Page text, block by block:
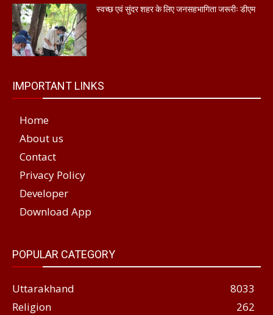
स्वच्छ एवं सुंदर शहर के लिए जनसहभागिता जरूरीः डीएम
IMPORTANT LINKS
Home
About us
Contact
Privacy Policy
Developer
Download App
POPULAR CATEGORY
Uttarakhand
8033
Religion
262